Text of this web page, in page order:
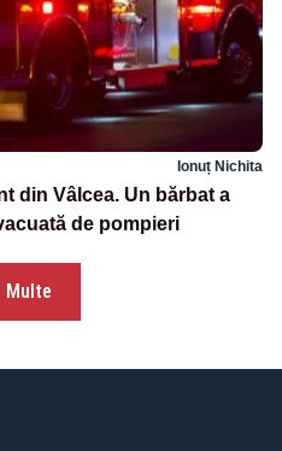
Ionuț Nichita
din Vâlcea. Un bărbat a
de pompieri
Multe